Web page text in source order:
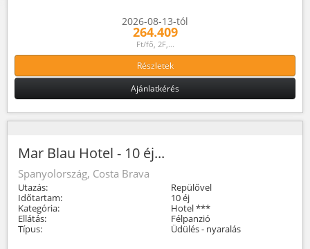
2026-08-13-tól
264.409
Ft/fő, 2F,...
Részletek
Ajánlatkérés
Mar Blau Hotel - 10 éj...
Spanyolország, Costa Brava
Utazás:
Repülővel
Időtartam:
10 éj
Kategória:
Hotel ***
Ellátás:
Félpanzió
Típus:
Üdülés - nyaralás